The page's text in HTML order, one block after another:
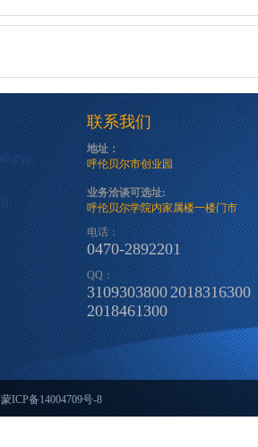
联系我们
地址：
呼伦贝尔市创业园
业务洽谈可选址:
呼伦贝尔学院内家属楼一楼门市
电话：
0470-2892201
QQ：
31093038002018316300
2018461300
蒙ICP备14004709号-8